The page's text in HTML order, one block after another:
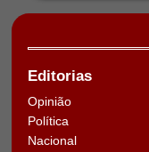
Editorias
Opinião
Política
Nacional